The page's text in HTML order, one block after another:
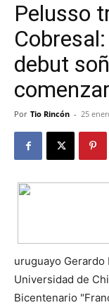
Pelusso
debut
Por Tio Rincón - 25
uruguayo Gerardo
Universidad de
Bicentenario